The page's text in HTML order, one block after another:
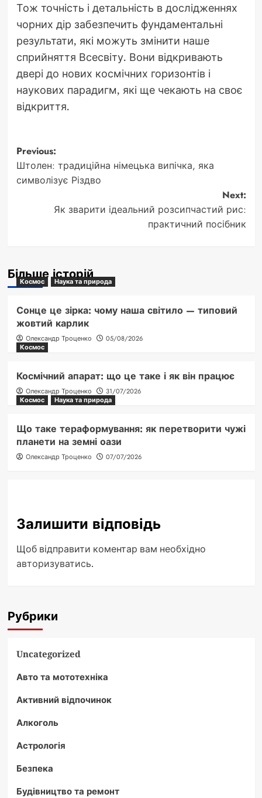
Тож точність і детальність в дослідженнях
чорних дір забезпечить фундаментальні
результати, які можуть змінити наше
сприйняття Всесвіту. Вони відкривають
двері до нових космічних горизонтів і
наукових парадигм, які ще чекають на своє
відкриття.
Post
navigation
Previous:
Штолен: традиційна німецька випічка, яка
символізує Різдво
Next:
Як зварити ідеальний розсипчастий рис:
практичний посібник
Більше історій
Космос Наука та природа
Сонце це зірка: чому наша світило — типовий
жовтий карлик
Олександр Троценко
05/08/2026
Космос
Космічний апарат: що це таке і як він працює
Олександр Троценко
31/07/2026
Космос
Наука та природа
Що таке тераформування: як перетворити чужі
планети на земні оази
Олександр Троценко 07/07/2026
Залишити відповідь
Щоб відправити коментар вам необхідно
авторизуватись.
Рубрики
Uncategorized
Авто та мототехніка
Активний відпочинок
Алкоголь
Астрологія
Безпека
Будівництво та ремонт